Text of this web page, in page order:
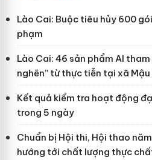
Lào Cai: Buộc tiêu hủy 600
phạm
Lào Cai: 46 sản phẩm AI
nghẽn” từ thực tiễn tại xã Mậu
Kết quả kiểm tra hoạt động
trong 5 ngày
Chuẩn bị Hội thi, Hội thao
hướng tới chất lượng thực